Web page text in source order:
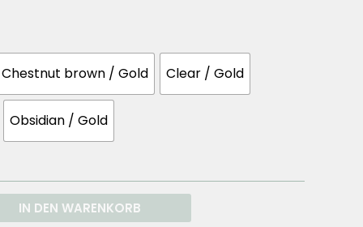
Chestnut brown / Gold Clear / Gold
Obsidian / Gold
IN DEN WARENKORB